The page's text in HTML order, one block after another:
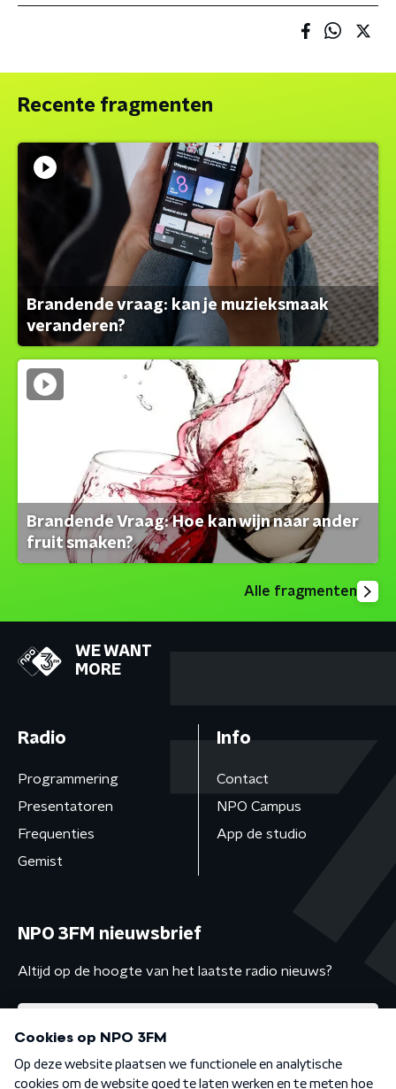
Recente fragmenten
Brandende vraag: kan je muzieksmaak
veranderen?
Brandende Vraag: Hoe kan wijn naar ander
fruit smaken?
Alle fragmenten
WE WANT
MORE
Radio
Programmering
Presentatoren
Frequenties
Gemist
Info
Contact
NPO Campus
App de studio
NPO 3FM nieuwsbrief
Altijd op de hoogte van het laatste radio nieuws?